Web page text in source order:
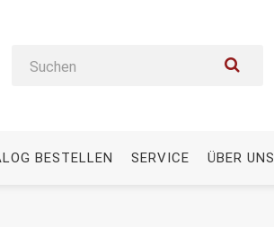
BESTELLEN SERVICE ÜBER UNS